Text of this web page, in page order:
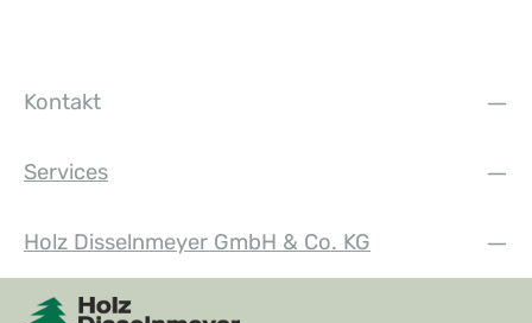
Kontakt
Services
Holz Disselnmeyer GmbH & Co. KG